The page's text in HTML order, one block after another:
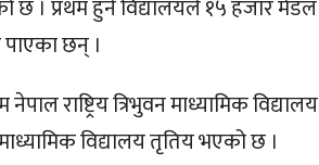
छ । प्रथम हुने विद्यालयले १५ हजार मेडल
पाएका छन् ।
राष्ट्रिय त्रिभुवन माध्यामिक
विद्यालय तृतिय भएको छ ।